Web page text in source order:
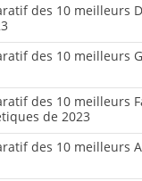
des 10 meilleurs
des 10 meilleurs
des 10 meilleurs
de 2023
des 10 meilleurs